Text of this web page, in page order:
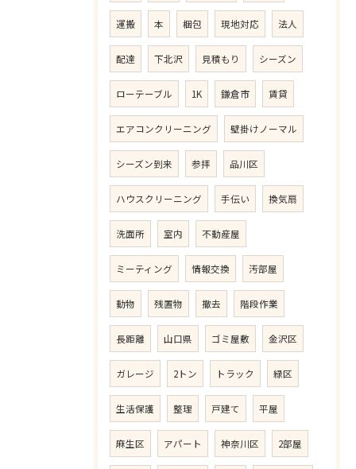
運搬 本 梱包 現地対応 法人
配達 下北沢 見積もり シーズン
ローテーブル 1K 鎌倉市 賃貸
エアコンクリーニング 壁掛けノーマル
シーズン到来 参拝 品川区
ハウスクリーニング 手伝い 換気扇
洗面所 室内 不動産屋
ミーティング 情報交換 汚部屋
動物 残置物 撤去 階段作業
長距離 山口県 ゴミ屋敷 金沢区
ガレージ 2トン トラック 緑区
生活保護 整理 戸建て 平屋
麻生区 アパート 神奈川区 2部屋